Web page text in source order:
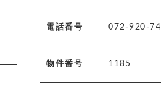
電話番号 072-920-
物件番号 1185